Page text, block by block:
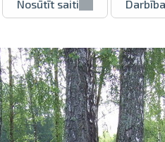
Nosūtīt saiti